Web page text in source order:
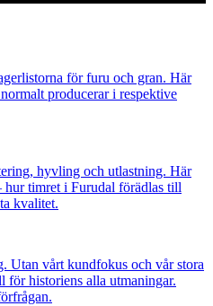
för furu och gran. Här
producerar i respektive
hyvling och utlastning. Här
hur timret i Furudal förädlas till
kvalitet.
Utan vårt kundfokus och vår stora
historiens alla utmaningar.